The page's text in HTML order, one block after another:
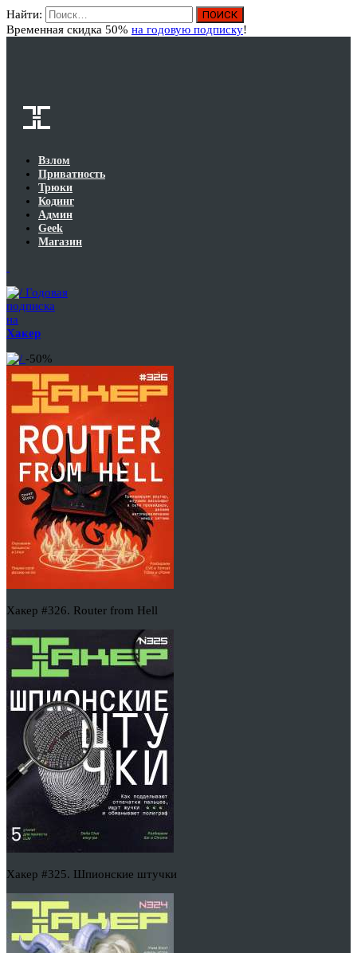
Найти:
Временная скидка 50% на годовую подписку!
Взлом
Приватность
Трюки
Кодинг
Админ
Geek
Магазин
Годовая
подписка
на
Хакер
-50%
Хакер #326. Router from Hell
Хакер #325. Шпионские штучки